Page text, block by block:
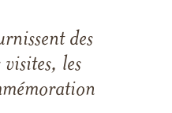
des
les